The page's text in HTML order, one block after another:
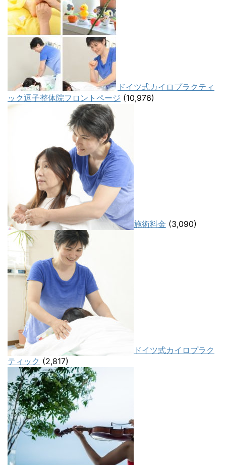
ドイツ式カイロプラクティ
ック逗子整体院フロントページ (10,976)
施術料金 (3,090)
ドイツ式カイロプラク
ティック (2,817)